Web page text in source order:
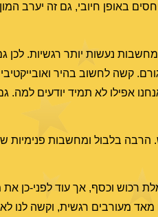
באופן חיובי, גם זה יערב המון
נעשות יותר רגשיות.
קשה לחשוב בהיר ואובייקטיבי.
אפילו לא תמיד יודעים
בלבול ומחשבות פנימיות
רכוש וכסף, אך עוד לפני-כן
מאד מעורבים רגשית, וקשה לנו